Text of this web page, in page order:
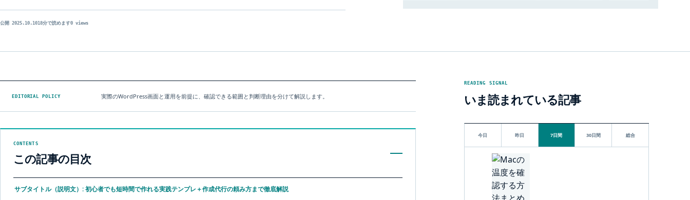
公開 2025.10.1018分で読めます0 views
EDITORIAL POLICY 実際のWordPress画面と運用を前提に、確認できる範囲と判断理由を分けて解説します。
CONTENTS
この記事の目次
サブタイトル（説明文）: 初心者でも短時間で作れる実践テンプレ＋作成代行の頼み方まで徹底解説
READING SIGNAL
いま読まれている記事
今日 昨日 7日間 30日間 総合